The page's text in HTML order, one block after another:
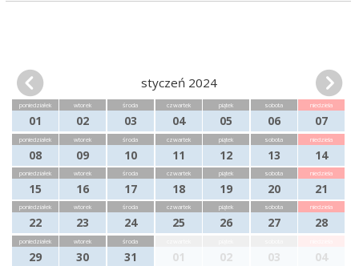
styczeń 2024
poniedziałek
01
wtorek
02
środa
03
czwartek
04
piątek
05
sobota
06
niedziela
07
poniedziałek
08
wtorek
09
środa
10
czwartek
11
piątek
12
sobota
13
niedziela
14
poniedziałek
15
wtorek
16
środa
17
czwartek
18
piątek
19
sobota
20
niedziela
21
poniedziałek
22
wtorek
23
środa
24
czwartek
25
piątek
26
sobota
27
niedziela
28
poniedziałek
29
wtorek
30
środa
31 01 02 03 04